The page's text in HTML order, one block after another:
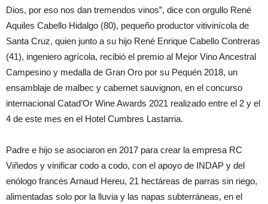
Dios, por eso nos dan tremendos vinos”, dice con orgullo René
Aquiles Cabello Hidalgo (80), pequeño productor vitivinícola de
Santa Cruz, quien junto a su hijo René Enrique Cabello Contreras
(41), ingeniero agrícola, recibió el premio al Mejor Vino Ancestral
Campesino y medalla de Gran Oro por su Pequén 2018, un
ensamblaje de malbec y cabernet sauvignon, en el concurso
internacional Catad’Or Wine Awards 2021 realizado entre el 2 y el
4 de este mes en el Hotel Cumbres Lastarria.
Padre e hijo se asociaron en 2017 para crear la empresa RC
Viñedos y vinificar codo a codo, con el apoyo de INDAP y del
enólogo francés Arnaud Hereu, 21 hectáreas de parras sin riego,
alimentadas solo por la lluvia y las napas subterráneas, en el